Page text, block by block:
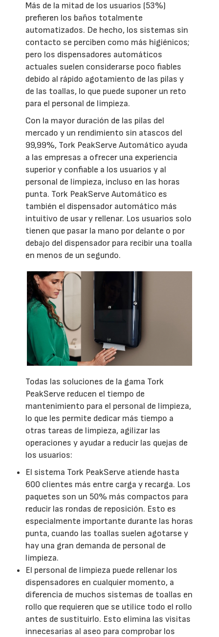
Más de la mitad de los usuarios (53%)
prefieren los baños totalmente
automatizados. De hecho, los sistemas sin
contacto se perciben como más higiénicos;
pero los dispensadores automáticos
actuales suelen considerarse poco fiables
debido al rápido agotamiento de las pilas y
de las toallas, lo que puede suponer un reto
para el personal de limpieza.
Con la mayor duración de las pilas del
mercado y un rendimiento sin atascos del
99,99%, Tork PeakServe Automático ayuda
a las empresas a ofrecer una experiencia
superior y confiable a los usuarios y al
personal de limpieza, incluso en las horas
punta. Tork PeakServe Automático es
también el dispensador automático más
intuitivo de usar y rellenar. Los usuarios solo
tienen que pasar la mano por delante o por
debajo del dispensador para recibir una toalla
en menos de un segundo.
Todas las soluciones de la gama Tork
PeakServe reducen el tiempo de
mantenimiento para el personal de limpieza,
lo que les permite dedicar más tiempo a
otras tareas de limpieza, agilizar las
operaciones y ayudar a reducir las quejas de
los usuarios:
El sistema Tork PeakServe atiende hasta
600 clientes más entre carga y recarga. Los
paquetes son un 50% más compactos para
reducir las rondas de reposición. Esto es
especialmente importante durante las horas
punta, cuando las toallas suelen agotarse y
hay una gran demanda de personal de
limpieza.
El personal de limpieza puede rellenar los
dispensadores en cualquier momento, a
diferencia de muchos sistemas de toallas en
rollo que requieren que se utilice todo el rollo
antes de sustituirlo. Esto elimina las visitas
innecesarias al aseo para comprobar los